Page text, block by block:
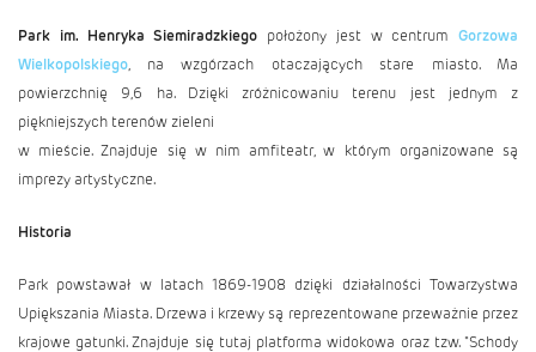
Park im. Henryka Siemiradzkiego położony jest w centrum Gorzowa
Wielkopolskiego, na wzgórzach otaczających stare miasto. Ma
powierzchnię 9,6 ha. Dzięki zróżnicowaniu terenu jest jednym z
piękniejszych terenów zieleni
w mieście. Znajduje się w nim amfiteatr, w którym organizowane są
imprezy artystyczne.
Historia
Park powstawał w latach 1869-1908 dzięki działalności Towarzystwa
Upiększania Miasta. Drzewa i krzewy są reprezentowane przeważnie przez
krajowe gatunki. Znajduje się tutaj platforma widokowa oraz tzw. "Schody